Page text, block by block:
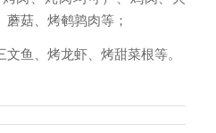
菇、烤鹌鹑肉等；
鱼、烤龙虾、烤甜菜根等。